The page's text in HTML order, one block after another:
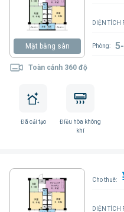
Mặt bằng sàn
Toàn cảnh 360 độ
DIỆN TÍCH
Phòng:
Đã cải tạo
Điều hòa không
khí
Cho thuê:
DIỆN TÍCH